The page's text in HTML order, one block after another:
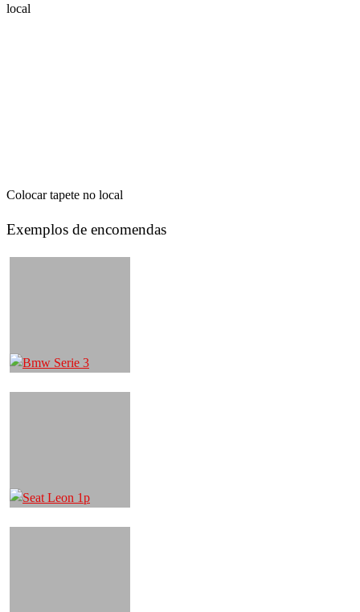
local
Colocar tapete no local
Exemplos de encomendas